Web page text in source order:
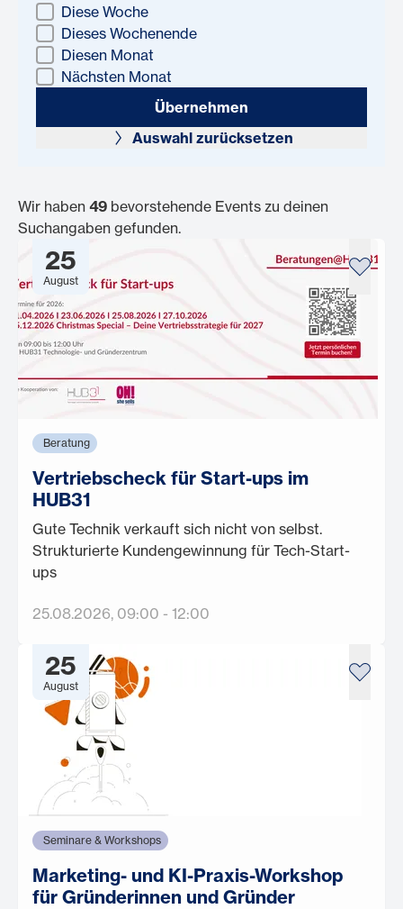
Diese Woche
Dieses Wochenende
Diesen Monat
Nächsten Monat
Übernehmen
Auswahl zurücksetzen
Wir haben 49 bevorstehende Events zu deinen
Suchangaben gefunden.
25
August
Beratung
Vertriebscheck für Start-ups im
HUB31
Gute Technik verkauft sich nicht von selbst.
Strukturierte Kundengewinnung für Tech-Start-
ups
25.08.2026, 09:00 - 12:00
25
August
Seminare & Workshops
Marketing- und KI-Praxis-Workshop
für Gründerinnen und Gründer